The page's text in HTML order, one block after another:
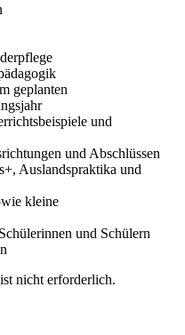
geplanten
und
und Abschlüssen
Auslandspraktika und
kleine
und Schülern
nicht erforderlich.